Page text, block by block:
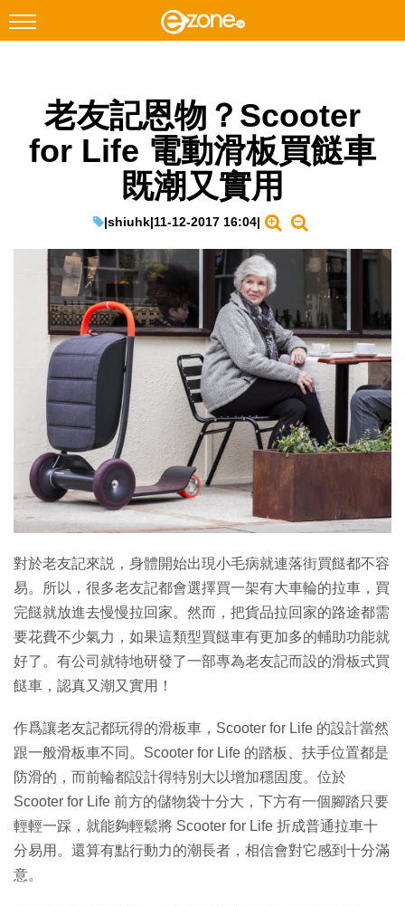
Facebook Instagram
科技焦點
教學評測
EduTech
IT Times
生成式AI與雲端應用
Enterprise Digital Transformation
老友記恩物？Scooter
for Life 電動滑板買餸車
既潮又實用
|shiuhk|11-12-2017 16:04|
對於老友記來説，身體開始出現小毛病就連落街買餸都不容
易。所以，很多老友記都會選擇買一架有大車輪的拉車，買
完餸就放進去慢慢拉回家。然而，把貨品拉回家的路途都需
要花費不少氣力，如果這類型買餸車有更加多的輔助功能就
好了。有公司就特地研發了一部專為老友記而設的滑板式買
餸車，認真又潮又實用！
作爲讓老友記都玩得的滑板車，Scooter for Life 的設計當然
跟一般滑板車不同。Scooter for Life 的踏板、扶手位置都是
防滑的，而前輪都設計得特別大以增加穩固度。位於
Scooter for Life 前方的儲物袋十分大，下方有一個腳踏只要
輕輕一踩，就能夠輕鬆將 Scooter for Life 折成普通拉車十
分易用。還算有點行動力的潮長者，相信會對它感到十分滿
意。